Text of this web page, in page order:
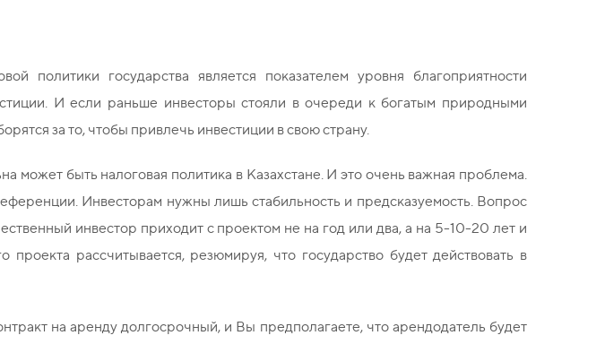
политики государства является показателем уровня благоприятности
И если раньше инвесторы стояли в очереди к богатым природными
за то, чтобы привлечь инвестиции в свою страну.
может быть налоговая политика в Казахстане. И это очень важная проблема.
Инвесторам нужны лишь стабильность и предсказуемость. Вопрос
инвестор приходит с проектом не на год или два, а на 5-10-20 лет и
рассчитывается, резюмируя, что государство будет действовать в
на аренду долгосрочный, и Вы предполагаете, что арендодатель будет